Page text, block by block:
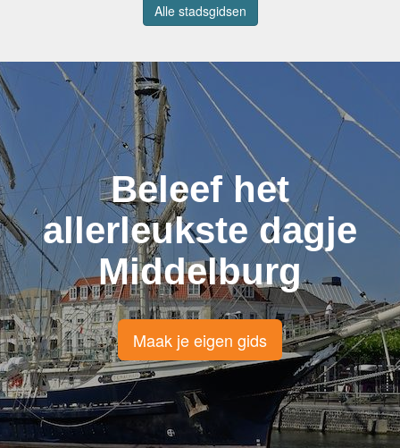
Alle stadsgidsen
Beleef het
allerleukste dagje
Middelburg
Maak je eigen gids